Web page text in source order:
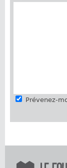
Prévenez-